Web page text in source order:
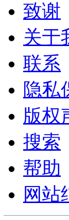
致谢
关于
联系
隐私
版权
搜索
帮助
网站